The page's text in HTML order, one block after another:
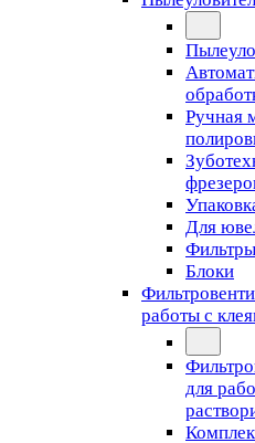
Ручная
Для
Фильтры
Блоки
работы с
для